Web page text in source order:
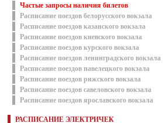
Частые запросы наличия билетов
Расписание поездов белорусского вокзала
Расписание поездов казанского вокзала
Расписание поездов киевского вокзала
Расписание поездов курского вокзала
Расписание поездов ленинградского вокзала
Расписание поездов павелецкого вокзала
Расписание поездов рижского вокзала
Расписание поездов савеловского вокзала
Расписание поездов ярославского вокзала
РАСПИСАНИЕ ЭЛЕКТРИЧЕК